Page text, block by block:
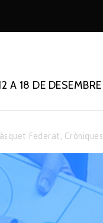
A 18 DE DESEMBRE
Federat, Cròniques